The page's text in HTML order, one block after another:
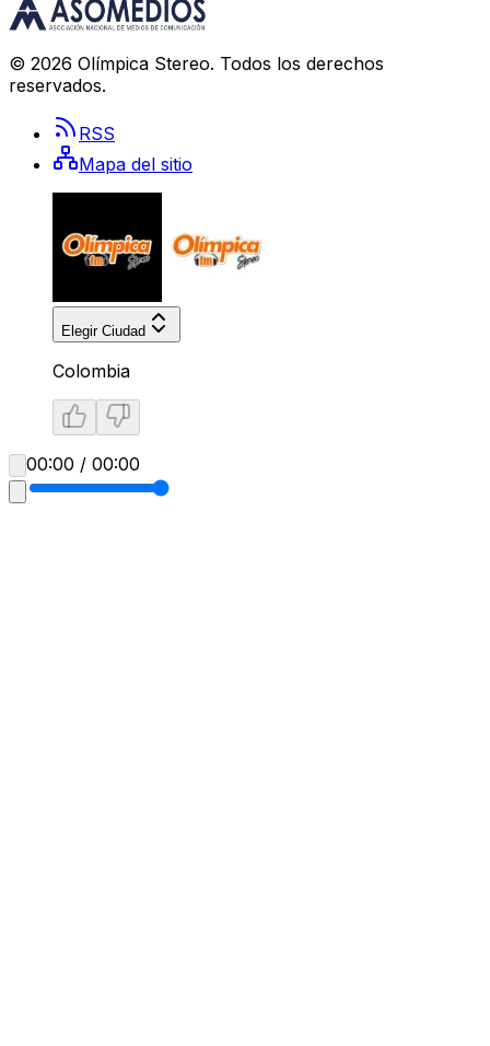
© 2026 Olímpica Stereo. Todos los derechos
reservados.
RSS
Mapa del sitio
Elegir Ciudad
Colombia
00:00 / 00:00